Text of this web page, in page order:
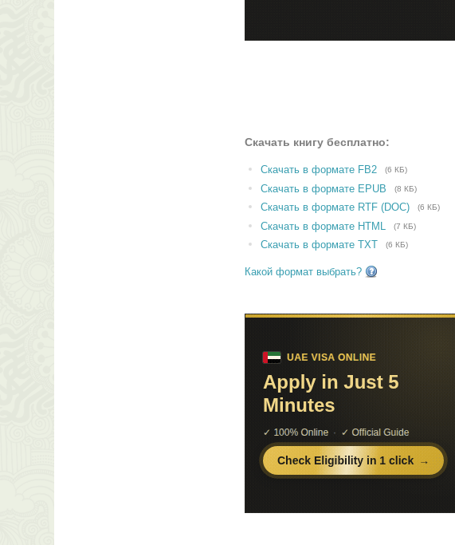
Скачать книгу бесплатно:
Скачать в формате FB2 (6 КБ)
Скачать в формате EPUB (8 КБ)
Скачать в формате RTF (DOC) (6 КБ)
Скачать в формате HTML (7 КБ)
Скачать в формате TXT (6 КБ)
Какой формат выбрать?